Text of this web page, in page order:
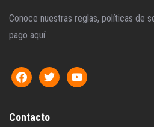
Conoce nuestras reglas, políticas de
pago aquí.
Contacto